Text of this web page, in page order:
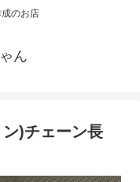
のお店
ん
)チェーン長